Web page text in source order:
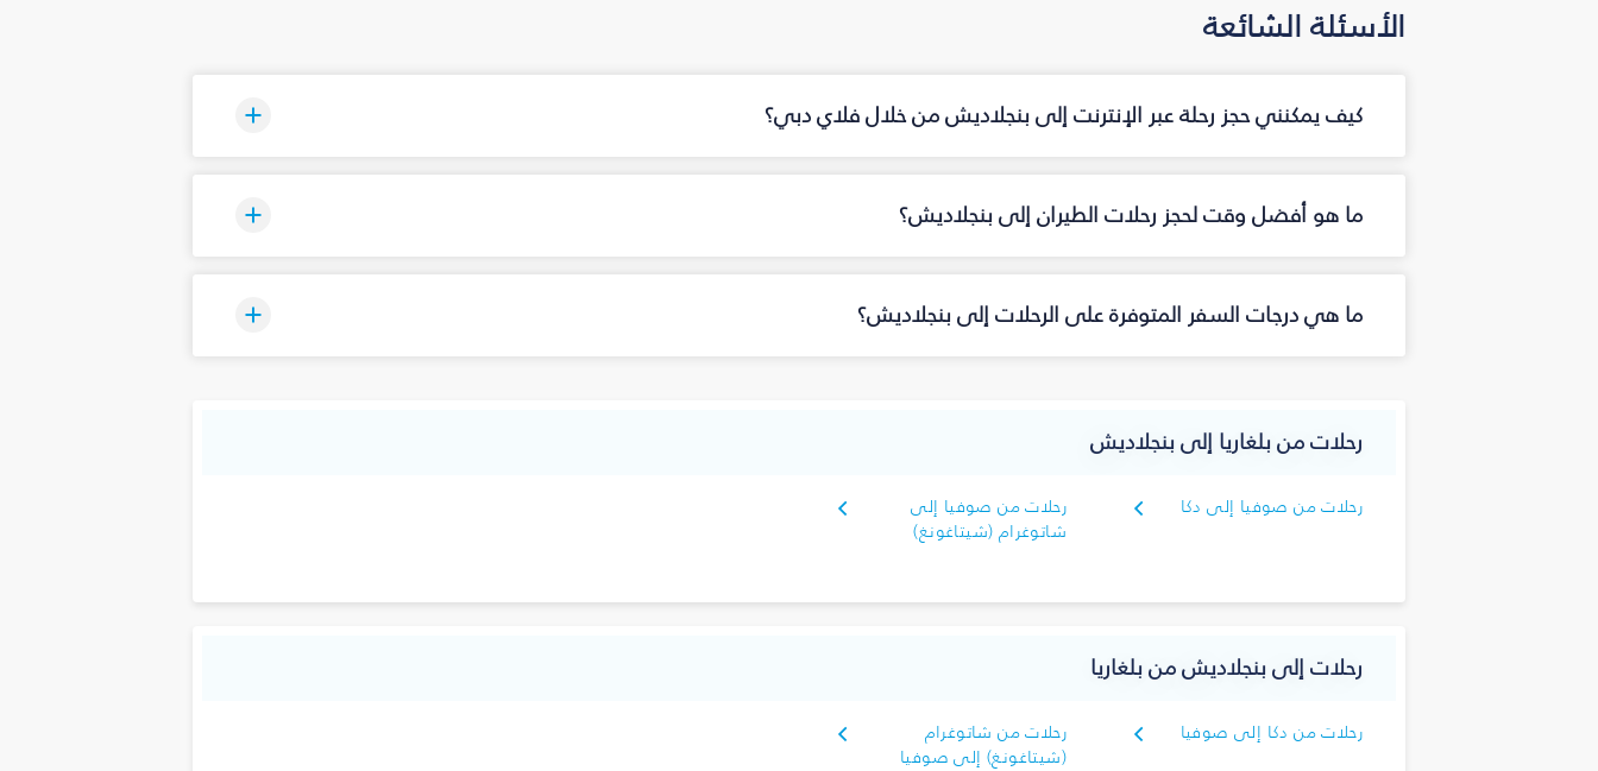
الأسئلة الشائعة
كيف يمكنني حجز رحلة عبر الإنترنت إلى بنجلاديش من خلال فلاي دبي؟
ما هو أفضل وقت لحجز رحلات الطيران إلى بنجلاديش؟
ما هي درجات السفر المتوفرة على الرحلات إلى بنجلاديش؟
رحلات من بلغاريا إلى بنجلاديش
رحلات من صوفيا إلى دكا
رحلات من صوفيا إلى
شاتوغرام (شيتاغونغ)
رحلات إلى بنجلاديش من بلغاريا
رحلات من دكا إلى صوفيا
رحلات من شاتوغرام
(شيتاغونغ) إلى صوفيا